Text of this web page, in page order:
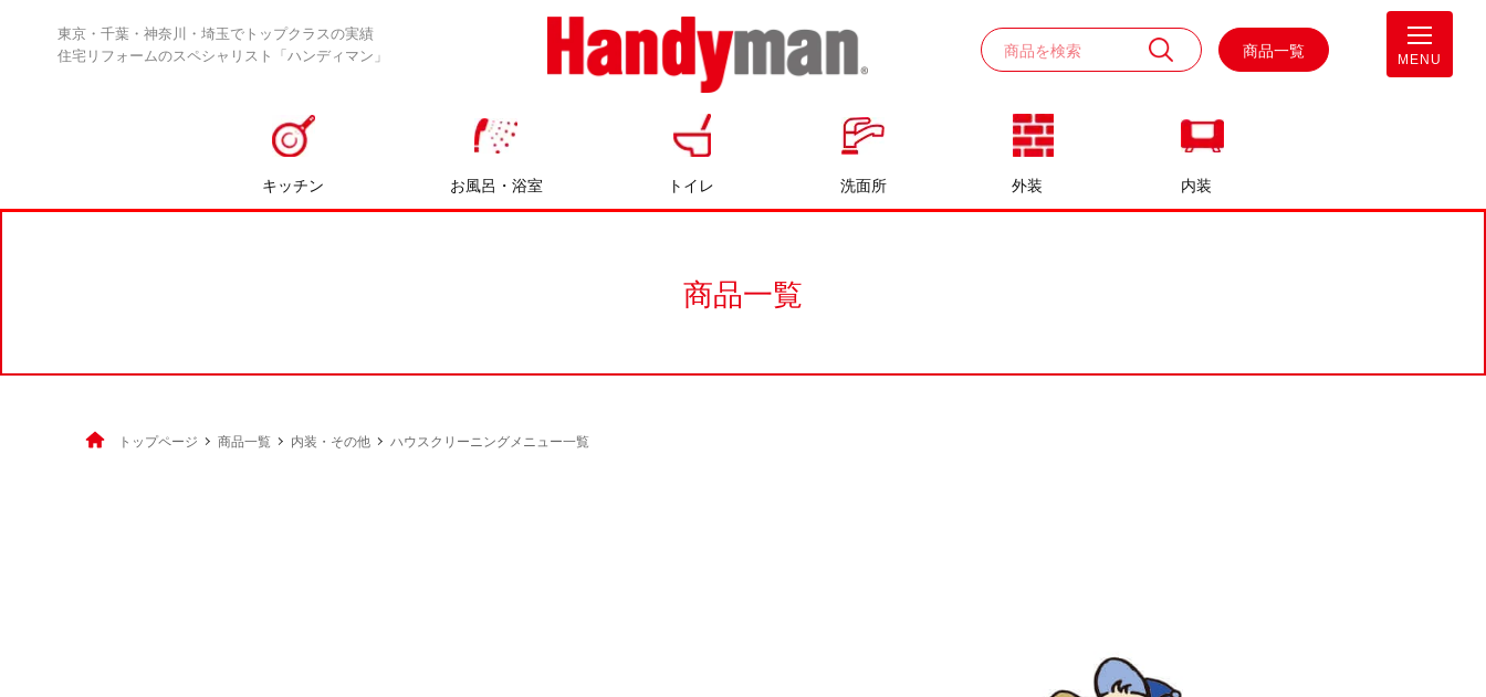
東京・千葉・神奈川・埼玉でトップクラスの実績
住宅リフォームのスペシャリスト「ハンディマン」
お風呂やキッチンのリフォームならハン
商品一覧
キッチン お風呂・浴室 トイレ 洗面所 外装 内装
MENU
商品一覧
トップページ 商品一覧 内装・その他 ハウスクリーニングメニュー一覧